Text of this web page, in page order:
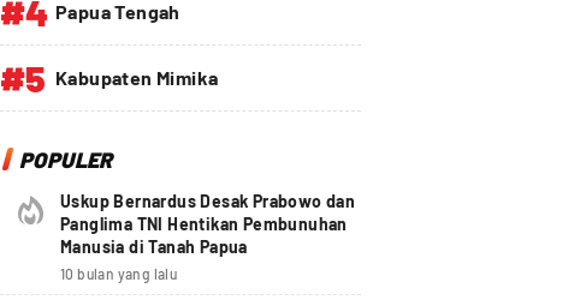
#4 Papua Tengah
#5 Kabupaten Mimika
POPULER
Uskup Bernardus Desak Prabowo dan
Panglima TNI Hentikan Pembunuhan
Manusia di Tanah Papua
10 bulan yang lalu